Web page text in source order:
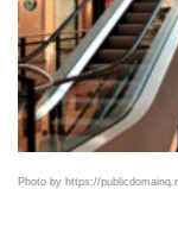
Photo by https://